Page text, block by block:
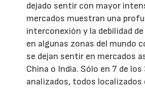
dejado sentir con mayor
mercados muestran una
interconexión y la debilidad de
en algunas zonas del mundo
se dejan sentir en mercados
China o India. Sólo en 7 de
analizados, todos localizados